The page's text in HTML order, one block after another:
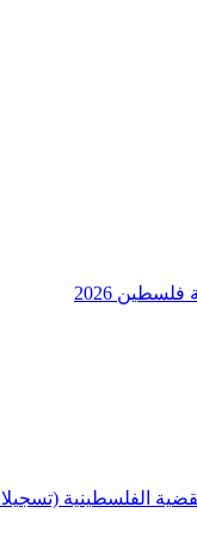
2026
الفلسطينية